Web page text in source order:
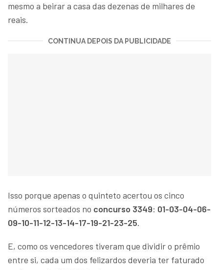
mesmo a beirar a casa das dezenas de milhares de
reais.
CONTINUA DEPOIS DA PUBLICIDADE
Isso porque apenas o quinteto acertou os cinco
números sorteados no concurso 3349: 01-03-04-06-
09-10-11-12-13-14-17-19-21-23-25.
E, como os vencedores tiveram que dividir o prêmio
entre si, cada um dos felizardos deveria ter faturado